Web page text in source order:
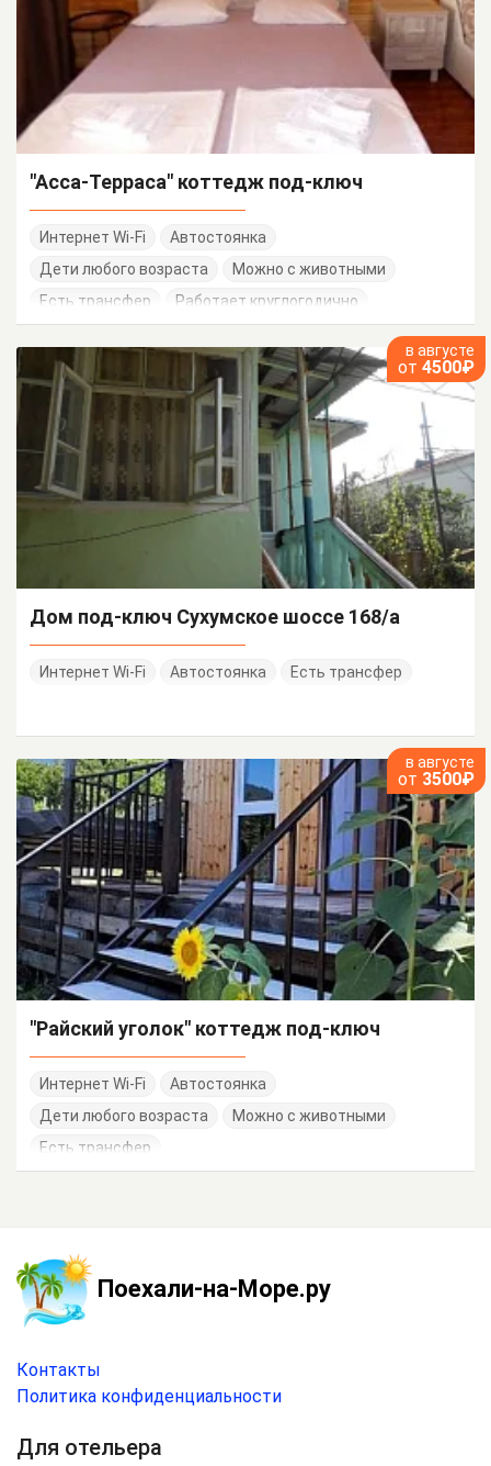
"Асса-Терраса" коттедж под-ключ
Интернет Wi-Fi
Автостоянка
Дети любого возраста
Можно с животными
Есть трансфер
Работает круглогодично
в августе
от 4500₽
Дом под-ключ Сухумское шоссе 168/а
Интернет Wi-Fi Автостоянка Есть трансфер
в августе
от 3500₽
"Райский уголок" коттедж под-ключ
Интернет Wi-Fi
Автостоянка
Дети любого возраста
Можно с животными
Есть трансфер
Поехали-на-Море.ру
Контакты
Политика конфиденциальности
Для отельера